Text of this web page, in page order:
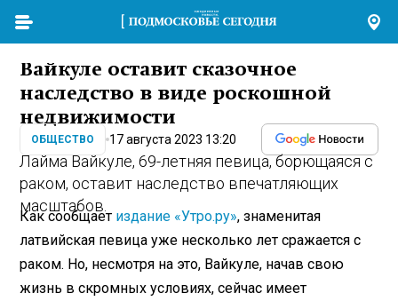
Вайкуле оставит сказочное
наследство в виде роскошной
недвижимости
ОБЩЕСТВО 17 августа 2023 13:20
Лайма Вайкуле, 69-летняя певица, борющаяся с
раком, оставит наследство впечатляющих
масштабов.
Как сообщает издание «Утро.ру», знаменитая
латвийская певица уже несколько лет сражается с
раком. Но, несмотря на это, Вайкуле, начав свою
жизнь в скромных условиях, сейчас имеет